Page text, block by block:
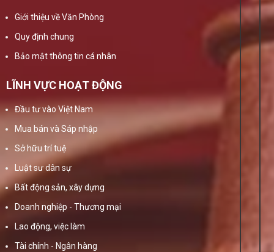
Giới thiệu về Văn Phòng
Quy định chung
Bảo mật thông tin cá nhân
LĨNH VỰC HOẠT ĐỘNG
Đầu tư vào Việt Nam
Mua bán và Sáp nhập
Sở hữu trí tuệ
Luật sư dân sự
Bất động sản, xây dựng
Doanh nghiệp - Thương mại
Lao động, việc làm
Tài chính - Ngân hàng